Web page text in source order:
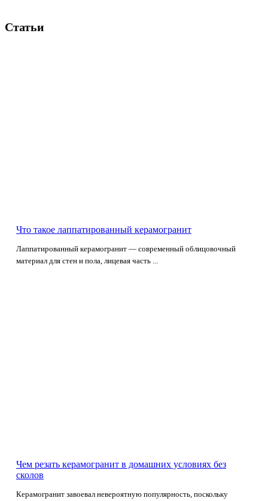
Статьи
Что такое лаппатированный керамогранит
Лаппатированный керамогранит — современный облицовочный
материал для стен и пола, лицевая часть ...
Чем резать керамогранит в домашних условиях без
сколов
Керамогранит завоевал невероятную популярность, поскольку